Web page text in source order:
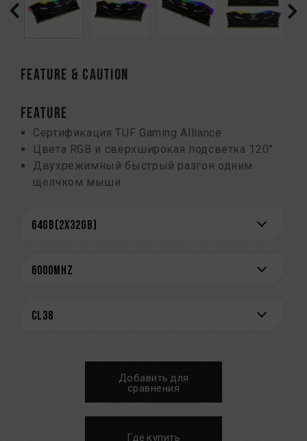
FEATURE & CAUTION
FEATURE
Сертификация TUF Gaming Alliance
Цвета RGB и сверхширокая подсветка 120°
Двухрежимный быстрый разгон одним
щелчком мыши
Усиленная конструкция охлаждения PMIC
надежной работы системы
Патент Тайваньский на полезную модель
IC чипов для оперативной памяти понижает
собственное энергопотребление и
выделение тепла
Добавить для
сравнения
Где купить